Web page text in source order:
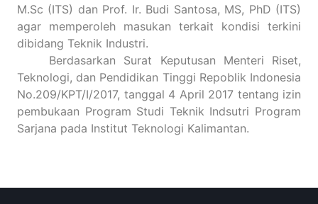
M.Sc (ITS) dan Prof. Ir. Budi Santosa, MS, PhD (ITS)
agar memperoleh masukan terkait kondisi terkini
dibidang Teknik Industri.
Berdasarkan Surat Keputusan Menteri Riset,
Teknologi, dan Pendidikan Tinggi Repoblik Indonesia
No.209/KPT/I/2017, tanggal 4 April 2017 tentang izin
pembukaan Program Studi Teknik Indsutri Program
Sarjana pada Institut Teknologi Kalimantan.